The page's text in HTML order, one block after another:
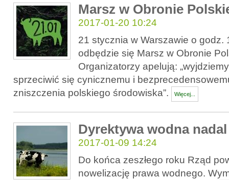
Marsz w Obronie
2017-01-20 10:24
21 stycznia w Warszawie o godz.
odbędzie się Marsz w Obronie
Organizatorzy apelują:
sprzeciwić się cynicznemu i
zniszczenia polskiego środowiska”.
Więcej...
Dyrektywa wodna
2017-01-09 14:24
Do końca zeszłego roku Rząd
nowelizację prawa wodnego.